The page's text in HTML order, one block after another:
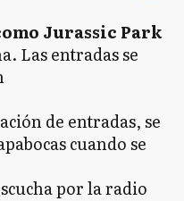
Jurassic Park
Las entradas se
de entradas, se
cuando se
por la radio